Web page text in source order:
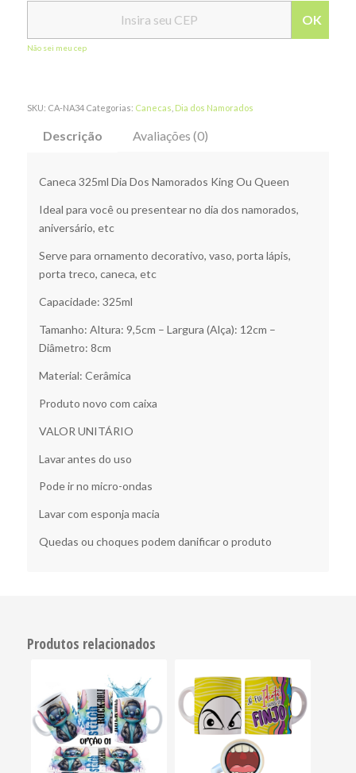
OK
Não sei meu cep
SKU: CA-NA34 Categorias: Canecas Dia dos Namorados
Descrição Avaliações (0)
Caneca 325ml Dia Dos Namorados King Ou Queen
Ideal para você ou presentear no dia dos namorados,
aniversário, etc
Serve para ornamento decorativo, vaso, porta lápis,
porta treco, caneca, etc
Capacidade: 325ml
Tamanho: Altura: 9,5cm – Largura (Alça): 12cm –
Diâmetro: 8cm
Material: Cerâmica
Produto novo com caixa
VALOR UNITÁRIO
Lavar antes do uso
Pode ir no micro-ondas
Lavar com esponja macia
Quedas ou choques podem danificar o produto
Produtos relacionados